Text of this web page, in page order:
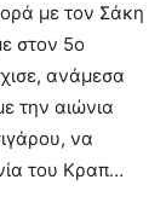
με τον Σάκη
στον 5ο
ανάμεσα
την αιώνια
να
του Κραπ…